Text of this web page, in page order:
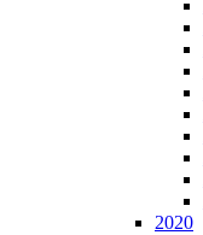
2020